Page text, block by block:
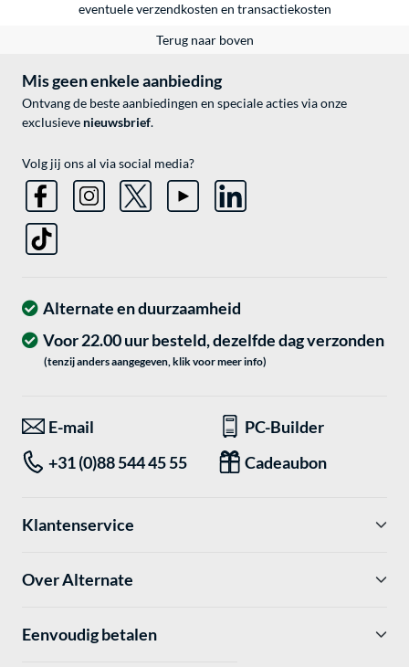
eventueleverzendkosten en transactiekosten
Terug naar boven
Mis geen enkele aanbieding
Ontvang de beste aanbiedingen en speciale acties via onze
exclusieve nieuwsbrief.
Volg jij ons al via social media?
Alternate en duurzaamheid
Voor 22.00 uur besteld, dezelfde dag verzonden
(tenzij anders aangegeven, klik voor meer info)
E-mail
PC-Builder
+31 (0)88 544 45 55
Cadeaubon
Klantenservice
Over Alternate
Eenvoudig betalen